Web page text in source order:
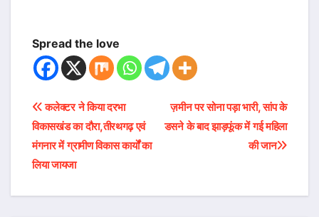
Spread the love
Post
navigation
ज़मीन पर सोना पड़ा भारी, सांप के
डसने के बाद झाड़फूंक में गई महिला
की जान
कलेक्टर ने किया दरभा
विकासखंड का दौरा,तीरथगढ़ एवं
मंगनार में ग्रामीण विकास कार्यों का
लिया जायजा